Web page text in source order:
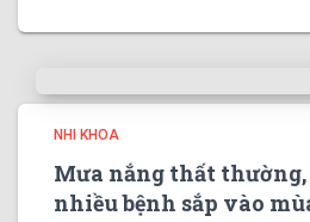
NHI KHOA
Mưa nắng thất thường,
nhiều bệnh sắp vào